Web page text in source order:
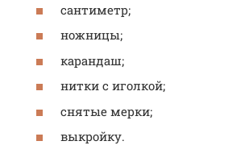
сантиметр;
ножницы;
карандаш;
нитки с иголкой;
снятые мерки;
выкройку.